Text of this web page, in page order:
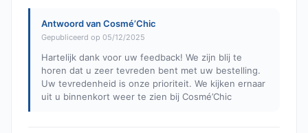
Antwoord van Cosmé’Chic
Gepubliceerd op 05/12/2025
Hartelijk dank voor uw feedback! We zijn blij te
horen dat u zeer tevreden bent met uw bestelling.
Uw tevredenheid is onze prioriteit. We kijken ernaar
uit u binnenkort weer te zien bij Cosmé’Chic